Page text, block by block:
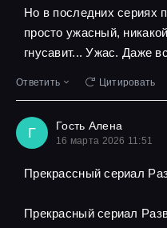
Но в последних сериях
просто ужасный,
гнусавит... Ужас. Даже
Ответить Цитировать
Г Гость Алена
16 марта 2026 11:51
Прекрассный сериал
Прекрасный сериал